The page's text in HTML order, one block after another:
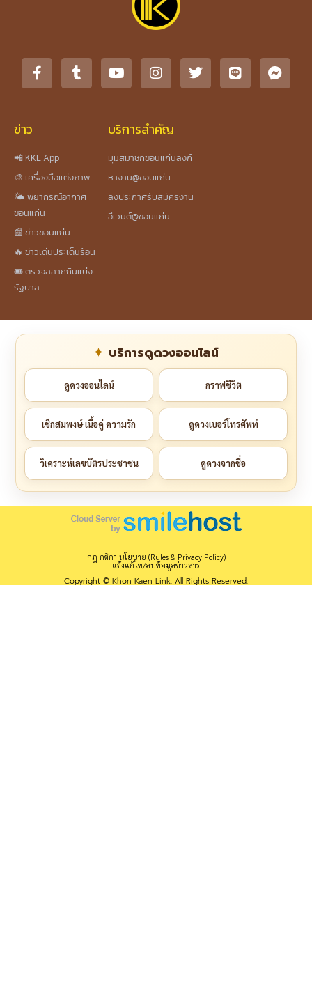
ข่าว
📲 KKL App
🎨 เครื่องมือแต่งภาพ
🌤️ พยากรณ์อากาศ
ขอนแก่น
📰 ข่าวขอนแก่น
🔥 ข่าวเด่นประเด็นร้อน
🎟️ ตรวจสลากกินแบ่ง
รัฐบาล
บริการสำคัญ
มุมสมาชิกขอนแก่นลิงก์
หางาน@ขอนแก่น
ลงประกาศรับสมัครงาน
อีเวนต์@ขอนแก่น
บริการดูดวงออนไลน์
ดูดวงออนไลน์ กราฟชีวิต
เช็กสมพงษ์ เนื้อคู่ ความรัก ดูดวงเบอร์โทรศัพท์
วิเคราะห์เลขบัตรประชาชน ดูดวงจากชื่อ
กฎ กติกา นโยบาย (Rules & Privacy Policy)
แจ้งแก้ไข/ลบข้อมูลข่าวสาร
Copyright © Khon Kaen Link. All Rights Reserved.